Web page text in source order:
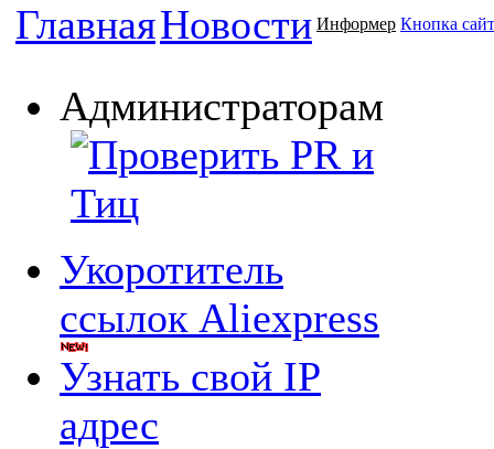
ГлавнаяНовости Информер Кнопка
Администраторам
Укоротитель
ссылок Aliexpress
Узнать свой IP
адрес